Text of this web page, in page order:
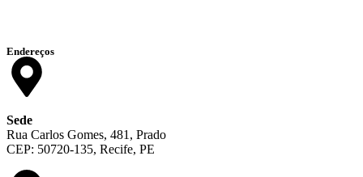
Endereços
Sede
Rua Carlos Gomes, 481, Prado
CEP: 50720-135, Recife, PE